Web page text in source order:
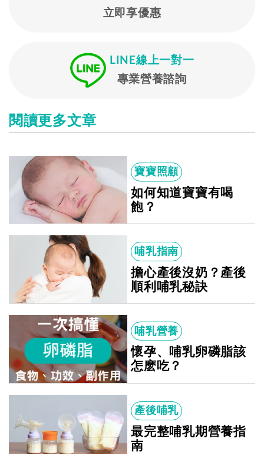
立即享優惠
LINE線上一對一
專業營養諮詢
閱讀更多文章
寶寶照顧
如何知道寶寶有喝
飽？
哺乳指南
擔心產後沒奶？產後
順利哺乳秘訣
哺乳營養
懷孕、哺乳卵磷脂該
怎麽吃？
產後哺乳
最完整哺乳期營養指
南